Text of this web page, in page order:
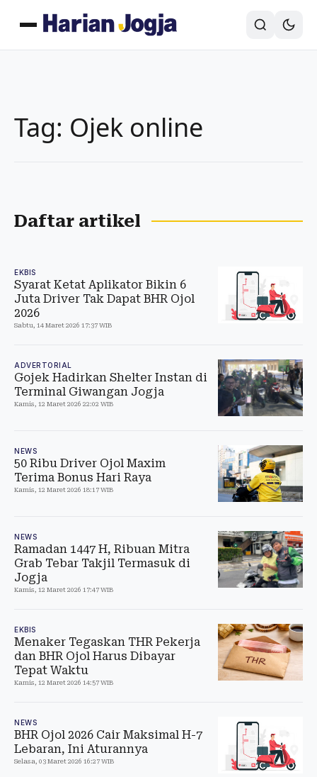
Tag: Ojek online
Daftar artikel
EKBIS
Syarat Ketat Aplikator Bikin 6
Juta Driver Tak Dapat BHR Ojol
2026
Sabtu, 14 Maret 2026 17:37 WIB
ADVERTORIAL
Gojek Hadirkan Shelter Instan di
Terminal Giwangan Jogja
Kamis, 12 Maret 2026 22:02 WIB
NEWS
50 Ribu Driver Ojol Maxim
Terima Bonus Hari Raya
Kamis, 12 Maret 2026 18:17 WIB
NEWS
Ramadan 1447 H, Ribuan Mitra
Grab Tebar Takjil Termasuk di
Jogja
Kamis, 12 Maret 2026 17:47 WIB
EKBIS
Menaker Tegaskan THR Pekerja
dan BHR Ojol Harus Dibayar
Tepat Waktu
Kamis, 12 Maret 2026 14:57 WIB
NEWS
BHR Ojol 2026 Cair Maksimal H-7
Lebaran, Ini Aturannya
Selasa, 03 Maret 2026 16:27 WIB